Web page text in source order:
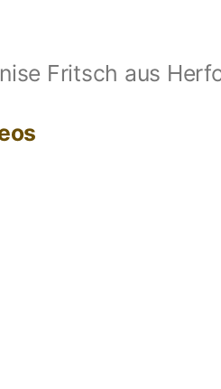
Fritsch aus